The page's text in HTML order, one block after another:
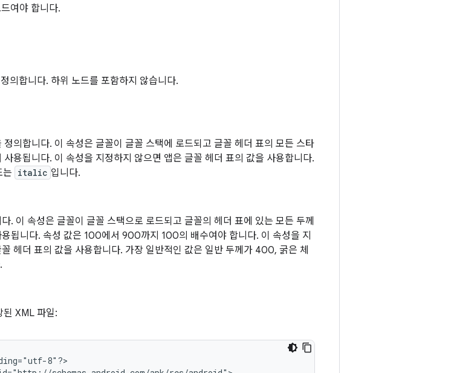
여야 합니다.
의합니다. 하위 노드를 포함하지 않습니다.
정의합니다. 이 속성은 글꼴이 글꼴 스택에 로드되고 글꼴 헤더 표의 모든 스타
사용됩니다. 이 속성을 지정하지 않으면 앱은 글꼴 헤더 표의 값을 사용합니다.
는 italic 입니다.
. 이 속성은 글꼴이 글꼴 스택으로 로드되고 글꼴의 헤더 표에 있는 모든 두께
됩니다. 속성 값은 100에서 900까지 100의 배수여야 합니다. 이 속성을 지
헤더 표의 값을 사용합니다. 가장 일반적인 값은 일반 두께가 400, 굵은 체
된 XML 파일:
8"?>